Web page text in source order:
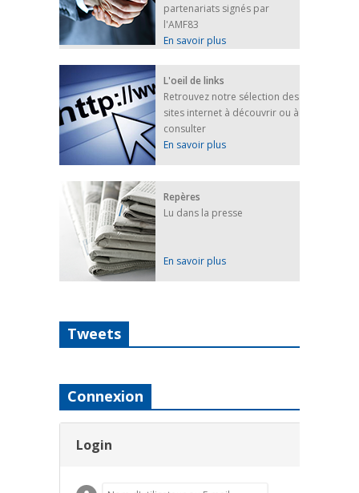
partenariats signés par
l'AMF83
En savoir plus
L'oeil de links
Retrouvez notre sélection des
sites internet à découvrir ou à
consulter
En savoir plus
Repères
Lu dans la presse
En savoir plus
Tweets
Connexion
Login